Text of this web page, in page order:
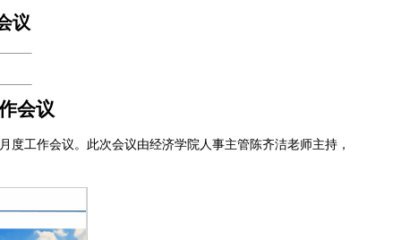
议
会议
度工作会议。此次会议由经济学院人事主管陈齐洁老师主持，